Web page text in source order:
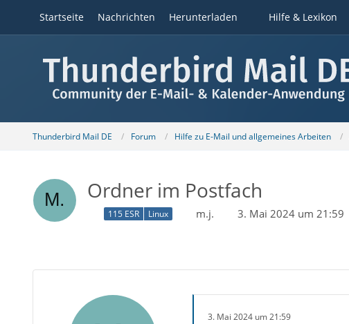
Startseite Nachrichten Herunterladen Hilfe & Lexikon
Thunderbird Mail DE Forum Hilfe zu E-Mail und allgemeines Arbeiten
Ordner im Postfach
115 ESR Linux m.j. 3. Mai 2024 um 21:59
3. Mai 2024 um 21:59